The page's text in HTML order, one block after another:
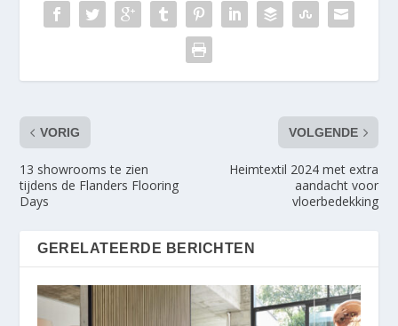
VORIG
13 showrooms te zien
tijdens de Flanders Flooring
Days
VOLGENDE
Heimtextil 2024 met extra
aandacht voor
vloerbedekking
GERELATEERDE BERICHTEN